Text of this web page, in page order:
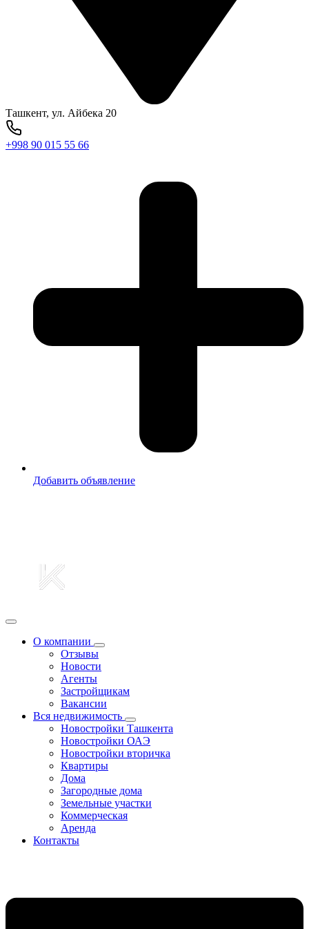
Ташкент, ул. Айбека 20
+998 90 015 55 66
Добавить объявление
О компании
Отзывы
Новости
Агенты
Застройщикам
Вакансии
Вся недвижимость
Новостройки Ташкента
Новостройки ОАЭ
Новостройки вторичка
Квартиры
Дома
Загородные дома
Земельные участки
Коммерческая
Аренда
Контакты